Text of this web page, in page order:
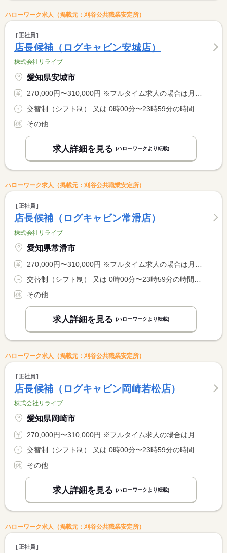
ハローワーク求人（掲載元：刈谷公共職業安定所）
正社員
店長候補（ログキャビン安城店）
株式会社リライブ
愛知県安城市
270,000円〜310,000円 ※フルタイム求人の場合は月額（換算額）、パート求人の場合は時間額を表示しています。
その他
求人詳細を見る (ハローワークより転載)
ハローワーク求人（掲載元：刈谷公共職業安定所）
正社員
店長候補（ログキャビン常滑店）
株式会社リライブ
愛知県常滑市
270,000円〜310,000円 ※フルタイム求人の場合は月額（換算額）、パート求人の場合は時間額を表示しています。
その他
求人詳細を見る (ハローワークより転載)
ハローワーク求人（掲載元：刈谷公共職業安定所）
正社員
店長候補（ログキャビン岡崎若松店）
株式会社リライブ
愛知県岡崎市
270,000円〜310,000円 ※フルタイム求人の場合は月額（換算額）、パート求人の場合は時間額を表示しています。
その他
求人詳細を見る (ハローワークより転載)
ハローワーク求人（掲載元：刈谷公共職業安定所）
正社員